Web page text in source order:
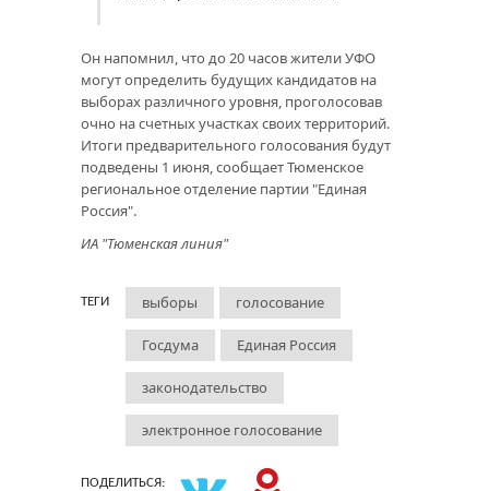
Он напомнил, что до 20 часов жители УФО
могут определить будущих кандидатов на
выборах различного уровня, проголосовав
очно на счетных участках своих территорий.
Итоги предварительного голосования будут
подведены 1 июня, сообщает Тюменское
региональное отделение партии "Единая
Россия".
ИА "Тюменская линия"
ТЕГИ выборы голосование
Госдума Единая Россия
законодательство
электронное голосование
ПОДЕЛИТЬСЯ: